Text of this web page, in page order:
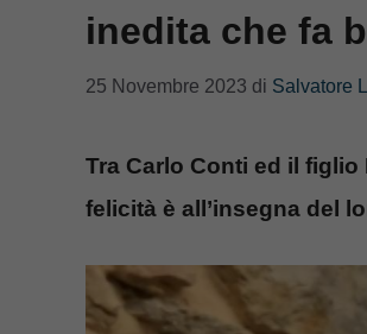
inedita che fa
25 Novembre 2023 di Salvatore
Tra Carlo Conti ed il
felicità è all’insegna del